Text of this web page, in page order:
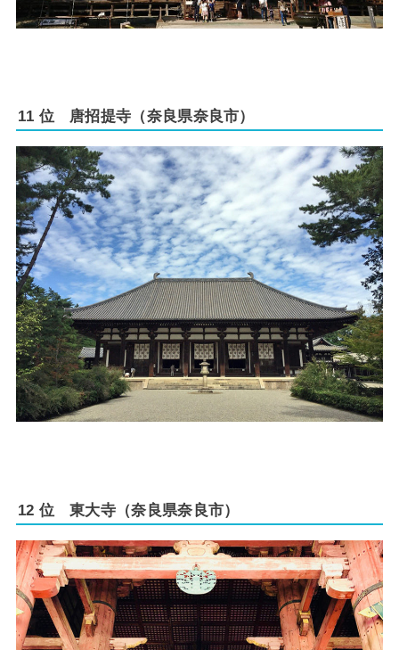
11 位 唐招提寺（奈良県奈良市）
12 位 東大寺（奈良県奈良市）